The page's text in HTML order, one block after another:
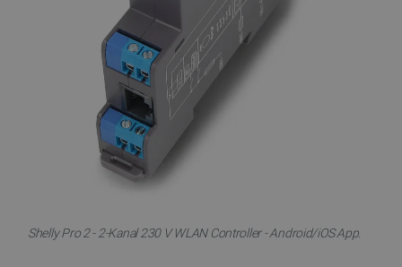
Shelly Pro 2 - 2-Kanal 230 V WLAN Controller - Android/iOS App.